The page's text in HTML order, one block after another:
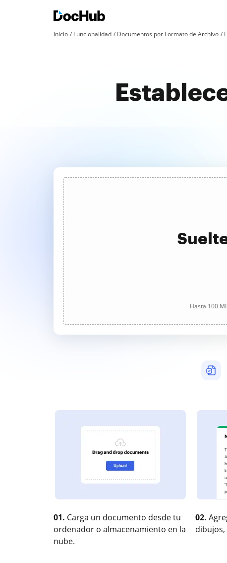
Inicio Funcionalidad Documentos por Formato de Archivo
Hasta 100
01. Carga un documento desde tu
ordenador o almacenamiento en la
nube.
02.
dibujos,